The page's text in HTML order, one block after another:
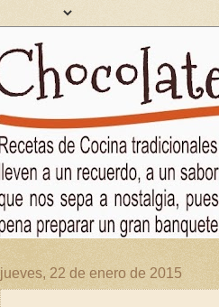
jueves, 22 de enero de 2015